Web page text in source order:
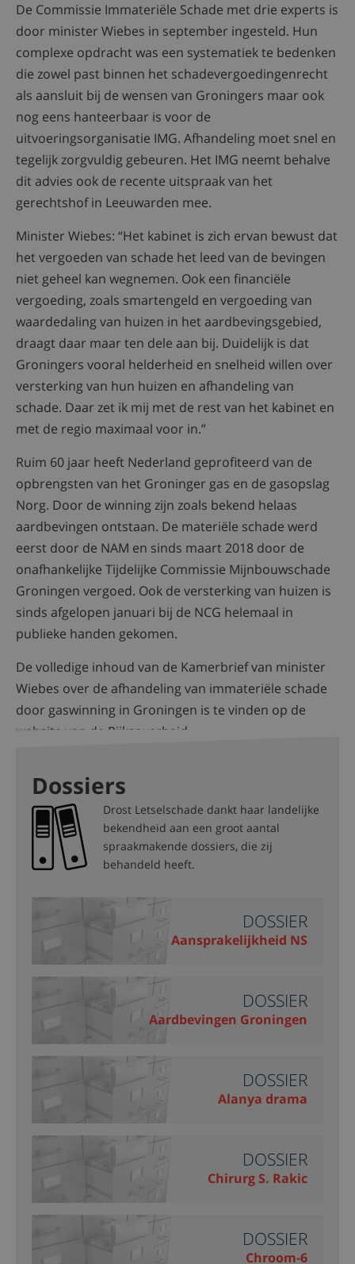
De Commissie Immateriële Schade met drie experts is
door minister Wiebes in september ingesteld. Hun
complexe opdracht was een systematiek te bedenken
die zowel past binnen het schadevergoedingenrecht
als aansluit bij de wensen van Groningers maar ook
nog eens hanteerbaar is voor de
uitvoeringsorganisatie IMG. Afhandeling moet snel en
tegelijk zorgvuldig gebeuren. Het IMG neemt behalve
dit advies ook de recente uitspraak van het
gerechtshof in Leeuwarden mee.
Minister Wiebes: “Het kabinet is zich ervan bewust dat
het vergoeden van schade het leed van de bevingen
niet geheel kan wegnemen. Ook een financiële
vergoeding, zoals smartengeld en vergoeding van
waardedaling van huizen in het aardbevingsgebied,
draagt daar maar ten dele aan bij. Duidelijk is dat
Groningers vooral helderheid en snelheid willen over
versterking van hun huizen en afhandeling van
schade. Daar zet ik mij met de rest van het kabinet en
met de regio maximaal voor in.”
Ruim 60 jaar heeft Nederland geprofiteerd van de
opbrengsten van het Groninger gas en de gasopslag
Norg. Door de winning zijn zoals bekend helaas
aardbevingen ontstaan. De materiële schade werd
eerst door de NAM en sinds maart 2018 door de
onafhankelijke Tijdelijke Commissie Mijnbouwschade
Groningen vergoed. Ook de versterking van huizen is
sinds afgelopen januari bij de NCG helemaal in
publieke handen gekomen.
De volledige inhoud van de Kamerbrief van minister
Wiebes over de afhandeling van immateriële schade
door gaswinning in Groningen is te vinden op de
website van de Rijksoverheid.
Dossiers
Drost Letselschade dankt haar landelijke
bekendheid aan een groot aantal
spraakmakende dossiers, die zij
behandeld heeft.
DOSSIER
Aansprakelijkheid NS
DOSSIER
Aardbevingen Groningen
DOSSIER
Alanya drama
DOSSIER
Chirurg S. Rakic
DOSSIER
Chroom-6